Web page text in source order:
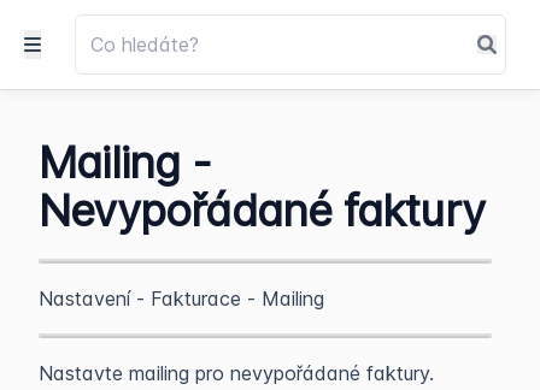
Mailing -
Nevypořádané faktury
Nastavení - Fakturace - Mailing
Nastavte mailing pro nevypořádané faktury.